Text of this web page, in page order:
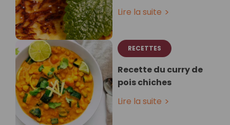
Lire la suite
RECETTES
Recette du curry de
pois chiches
Lire la suite